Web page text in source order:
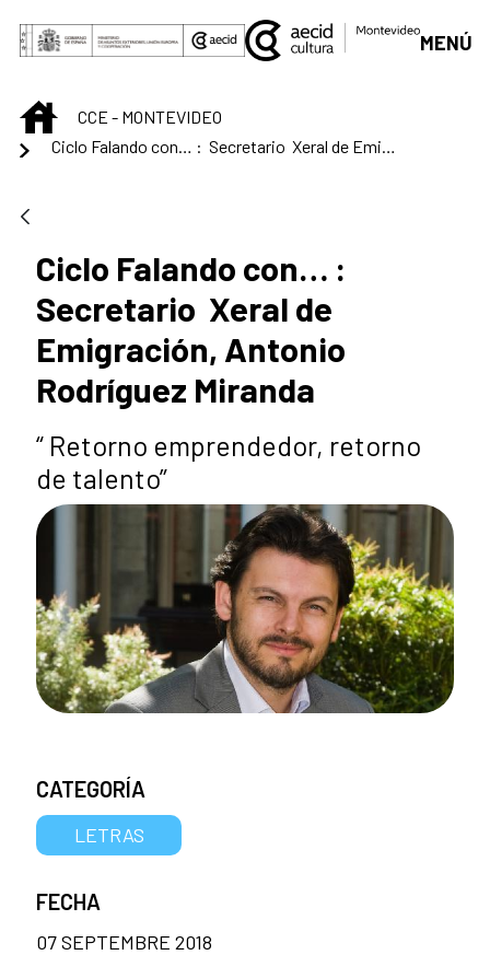
Saut au contenu principal
MENÚ
INICIOCCE - MONTEVIDEO
Ciclo Falando con… : Secretario Xeral de Emigración, Antonio Rodríguez Miranda
Ciclo Falando con… :
Secretario Xeral de
Emigración, Antonio
Rodríguez Miranda
“ Retorno emprendedor, retorno
de talento”
CATEGORÍA
LETRAS
FECHA
07 SEPTEMBRE 2018